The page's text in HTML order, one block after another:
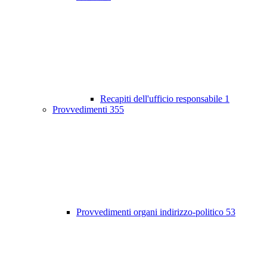
Recapiti dell'ufficio responsabile 1
Provvedimenti 355
Provvedimenti organi indirizzo-politico 53